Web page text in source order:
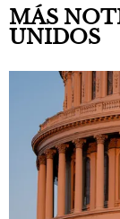
MÁS
UNIDOS